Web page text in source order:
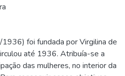
foi fundada por Virgilina de
até 1936. Atribuía-se a
das mulheres, no interior da